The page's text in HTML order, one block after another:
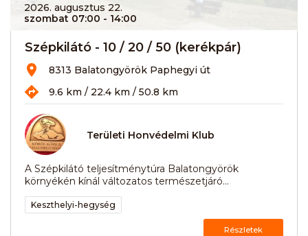
2026. augusztus 22.
szombat 07:00 - 14:00
Szépkilátó - 10 / 20 / 50 (kerékpár)
8313 Balatongyörök Paphegyi út
9.6 km / 22.4 km / 50.8 km
Területi Honvédelmi Klub
A Szépkilátó teljesítménytúra Balatongyörök
környékén kínál változatos természetjáró...
Keszthelyi-hegység
Részletek